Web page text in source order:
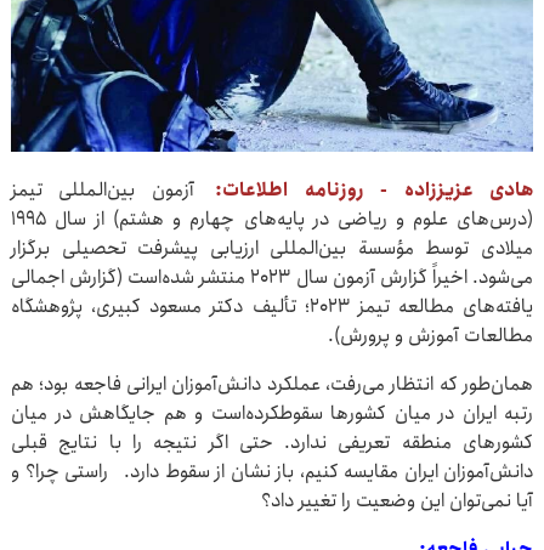
هادی عزیززاده - روزنامه اطلاعات:آزمون بین‌المللی تیمز
(درس‌های علوم و ریاضی در پایه‌های چهارم و هشتم) از سال ۱۹۹۵
میلادی توسط مؤسسة بین‌المللی ارزیابی پیشرفت تحصیلی برگزار
می‌شود. اخیراً گزارش آزمون سال ۲۰۲۳ منتشر شده‌است (گزارش اجمالی
یافته‌های مطالعه تیمز ۲۰۲۳؛ تألیف دکتر مسعود کبیری، پژوهشگاه
مطالعات آموزش و پرورش).
همان‌طور که انتظار می‌رفت، عملکرد دانش‌آموزان ایرانی فاجعه بود؛ هم
رتبه ایران در میان کشورها سقوطکرده‌است و هم جایگاهش در میان
کشورهای منطقه تعریفی ندارد. حتی اگر نتیجه را با نتایج قبلی
دانش‌آموزان ایران مقایسه کنیم، باز نشان از سقوط دارد. راستی چرا؟ و
آیا نمی‌توان این وضعیت را تغییر داد؟